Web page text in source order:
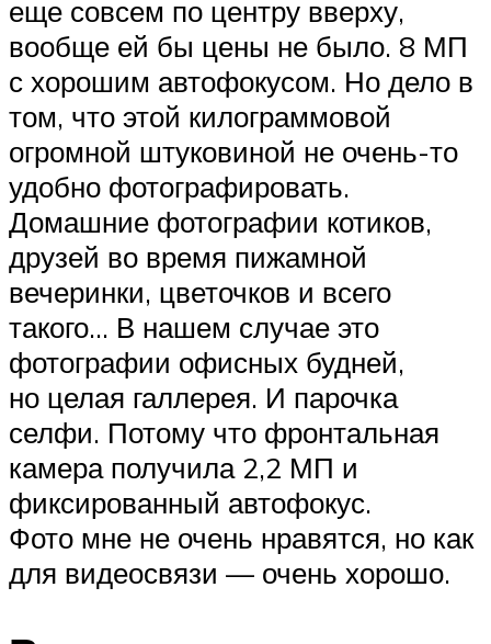
еще совсем по центру вверху,
вообще ей бы цены не было. 8 МП
с хорошим автофокусом. Но дело в
том, что этой килограммовой
огромной штуковиной не очень-то
удобно фотографировать.
Домашние фотографии котиков,
друзей во время пижамной
вечеринки, цветочков и всего
такого… В нашем случае это
фотографии офисных будней,
но целая галлерея. И парочка
селфи. Потому что фронтальная
камера получила 2,2 МП и
фиксированный автофокус.
Фото мне не очень нравятся, но как
для видеосвязи — очень хорошо.